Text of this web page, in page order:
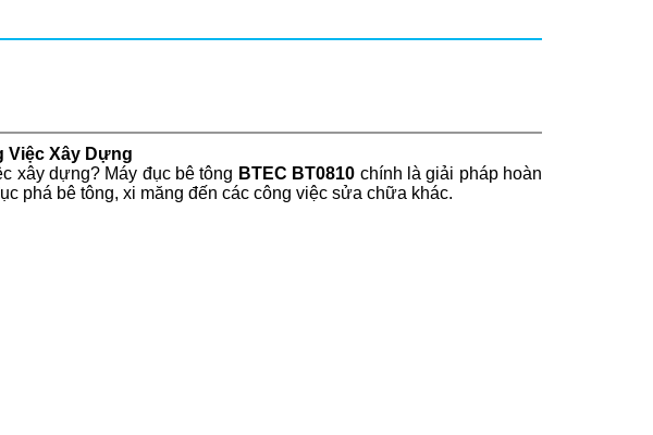
Việc Xây Dựng
xây dựng? Máy đục bê tông BTEC BT0810 chính là giải pháp hoàn
phá bê tông, xi măng đến các công việc sửa chữa khác.